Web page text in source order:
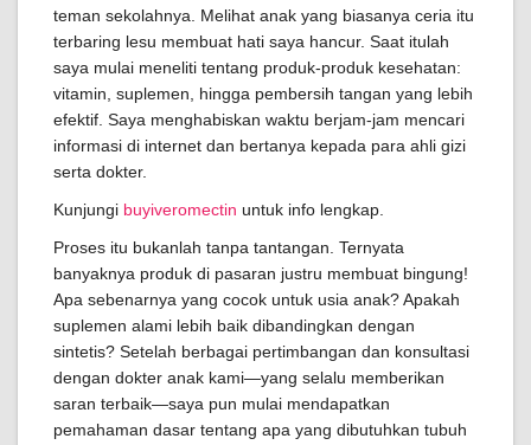
teman sekolahnya. Melihat anak yang biasanya ceria itu
terbaring lesu membuat hati saya hancur. Saat itulah
saya mulai meneliti tentang produk-produk kesehatan:
vitamin, suplemen, hingga pembersih tangan yang lebih
efektif. Saya menghabiskan waktu berjam-jam mencari
informasi di internet dan bertanya kepada para ahli gizi
serta dokter.
Kunjungi buyiveromectin untuk info lengkap.
Proses itu bukanlah tanpa tantangan. Ternyata
banyaknya produk di pasaran justru membuat bingung!
Apa sebenarnya yang cocok untuk usia anak? Apakah
suplemen alami lebih baik dibandingkan dengan
sintetis? Setelah berbagai pertimbangan dan konsultasi
dengan dokter anak kami—yang selalu memberikan
saran terbaik—saya pun mulai mendapatkan
pemahaman dasar tentang apa yang dibutuhkan tubuh